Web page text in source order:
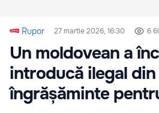
Rupor 27 martie 2026, 16:30 6
Un moldovean a
introducă ilegal din
îngrășăminte